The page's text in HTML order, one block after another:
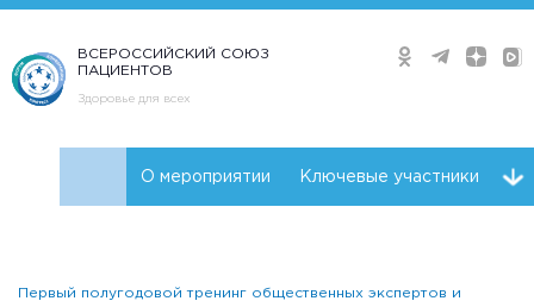
ВСЕРОССИЙСКИЙ СОЮЗ
ПАЦИЕНТОВ
Здоровье для всех
О мероприятии Ключевые участники
Первый полугодовой тренинг общественных экспертов и